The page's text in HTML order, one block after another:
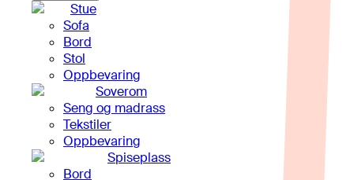
Stue
Sofa
Bord
Stol
Oppbevaring
Soverom
Seng og madrass
Tekstiler
Oppbevaring
Spiseplass
Bord